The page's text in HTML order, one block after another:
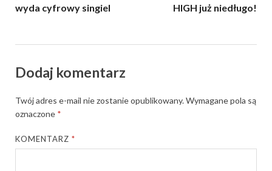
wyda cyfrowy singiel
HIGH już niedługo!
Dodaj komentarz
Twój adres e-mail nie zostanie opublikowany.Wymagane pola są
oznaczone *
KOMENTARZ*